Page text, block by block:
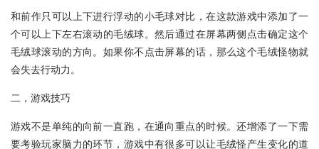
和前作只可以上下进行浮动的小毛球对比，在这款游戏中添加了一
个可以上下左右滚动的毛绒球。然后通过在屏幕两侧点击确定这个
毛绒球滚动的方向。如果你不点击屏幕的话，那么这个毛绒怪物就
会失去行动力。
二，游戏技巧
游戏不是单纯的向前一直跑，在通向重点的时候。还增添了一下需
要考验玩家脑力的环节，游戏中有很多可以让毛绒怪产生变化的道